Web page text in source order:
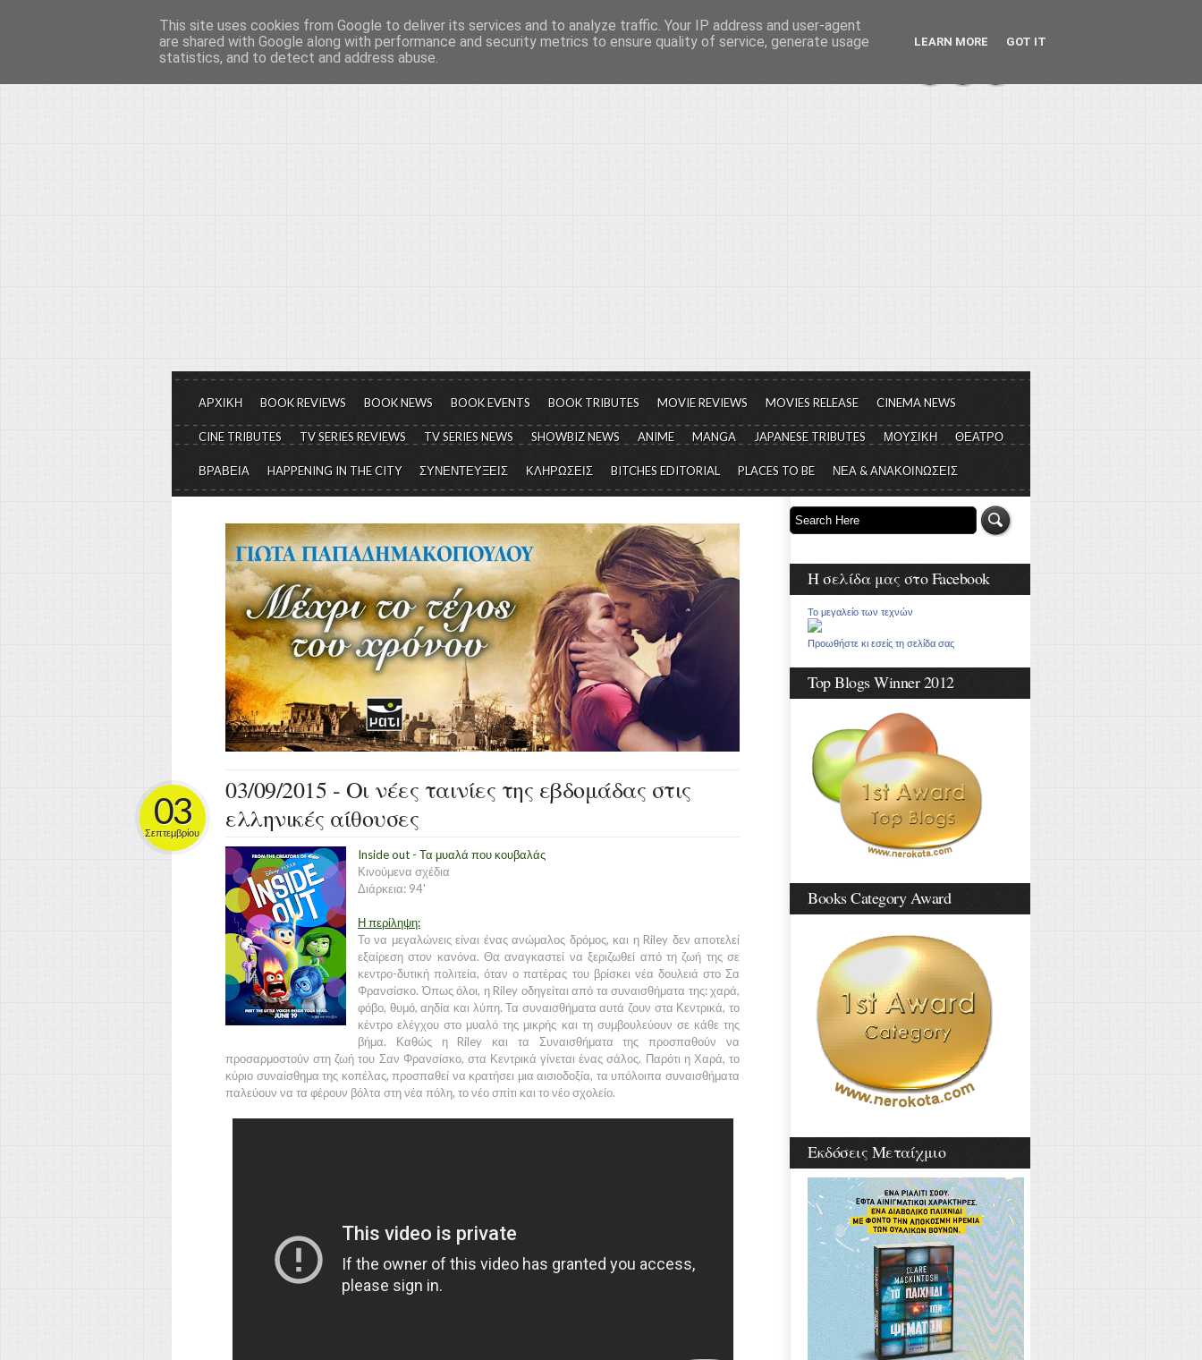
Το μεγαλείο των Τεχνών...
Είμαστε πάντα εδώ για να μιλάμε για τον πολιτισμό, σε κάθε του μορφή και έκταση...
ΑΡΧΙΚΗ BOOK REVIEWS BOOK NEWS BOOK EVENTS BOOK TRIBUTES MOVIE REVIEWS MOVIES RELEASE CINEMA NEWS
CINE TRIBUTES TV SERIES REVIEWS TV SERIES NEWS SHOWBIZ NEWS ANIME MANGA JAPANESE TRIBUTES ΜΟΥΣΙΚΗ ΘΕΑΤΡΟ
ΒΡΑΒΕΙΑ HAPPENING IN THE CITY ΣΥΝΕΝΤΕΥΞΕΙΣ ΚΛΗΡΩΣΕΙΣ BITCHES EDITORIAL PLACES TO BE ΝΕΑ & ΑΝΑΚΟΙΝΩΣΕΙΣ
03/09/2015 - Οι νέες ταινίες της εβδομάδας στις
ελληνικές αίθουσες
03
Σεπτεμβρίου
Inside out - Τα μυαλά που κουβαλάς
Κινούμενα σχέδια
Διάρκεια: 94'
Η περίληψη:
Το να μεγαλώνεις είναι ένας ανώμαλος δρόμος, και η Riley δεν αποτελεί
εξαίρεση στον κανόνα. Θα αναγκαστεί να ξεριζωθεί από τη ζωή της σε
κεντρο-δυτική πολιτεία, όταν ο πατέρας του βρίσκει νέα δουλειά στο Σα
Φρανσίσκο. Όπως όλοι, η Riley οδηγείται από τα συναισθήματα της: χαρά,
φόβο, θυμό, αηδία και λύπη. Τα συναισθήματα αυτά ζουν στα Κεντρικά, το
κέντρο ελέγχου στο μυαλό της μικρής και τη συμβουλεύουν σε κάθε της
βήμα. Καθώς η Riley και τα Συναισθήματα της προσπαθούν να
προσαρμοστούν στη ζωή του Σαν Φρανσίσκο, στα Κεντρικά γίνεται ένας σάλος. Παρότι η Χαρά, το
κύριο συναίσθημα της κοπέλας, προσπαθεί να κρατήσει μια αισιοδοξία, τα υπόλοιπα συναισθήματα
παλεύουν να τα φέρουν βόλτα στη νέα πόλη, το νέο σπίτι και το νέο σχολείο.
Η σελίδα μας στο Facebook
Το μεγαλείο των τεχνών
Προωθήστε κι εσείς τη σελίδα σας
Top Blogs Winner 2012
Books Category Award
Εκδόσεις Μεταίχμιο
This site uses cookies from Google to deliver its services and to analyze traffic. Your IP address and user-agent
are shared with Google along with performance and security metrics to ensure quality of service, generate usage
statistics, and to detect and address abuse.
LEARN MORE GOT IT